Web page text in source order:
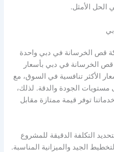
الأمثل.
قص الخرسانة في دبي واحدة
الخرسانة في دبي بأسعار
الأكثر تنافسية في السوق، مع
مستويات الجودة والدقة. لذلك،
توفر قيمة ممتازة مقابل
التكلفة الدقيقة للمشروع
الجيد والميزانية المناسبة.